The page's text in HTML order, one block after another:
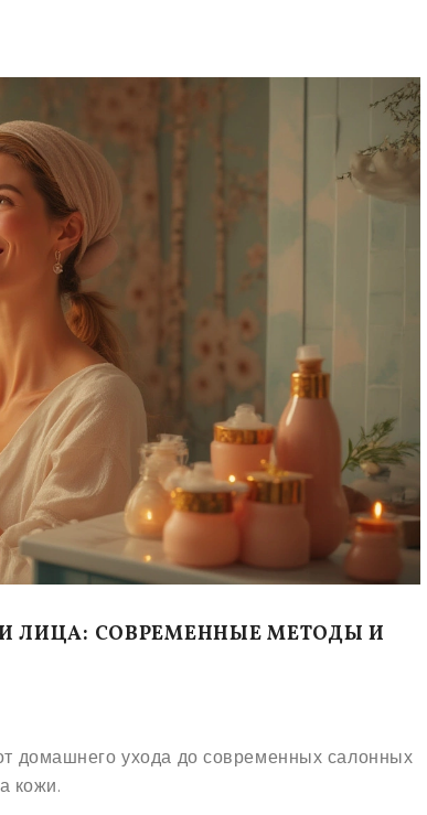
ЛИЦА: СОВРЕМЕННЫЕ МЕТОДЫ И
домашнего ухода до современных салонных
кожи.